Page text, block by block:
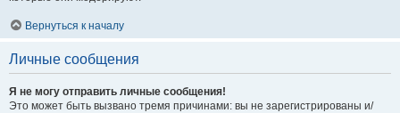
Вернуться к началу
Личные сообщения
Я не могу отправить личные сообщения!
Это может быть вызвано тремя причинами: вы не зарегистрированы и/